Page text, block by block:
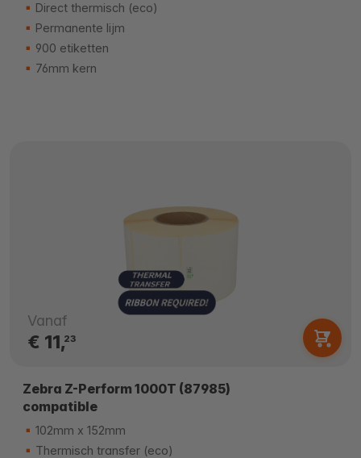
Direct thermisch (eco)
Permanente lijm
900 etiketten
76mm kern
Vanaf
€ 11,23
Zebra Z-Perform 1000T (87985)
compatible
102mm x 152mm
Thermisch transfer (eco)